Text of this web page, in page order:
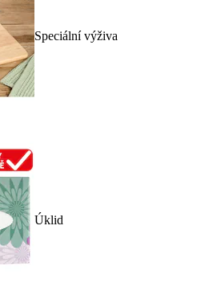
Speciální výživa
Úklid